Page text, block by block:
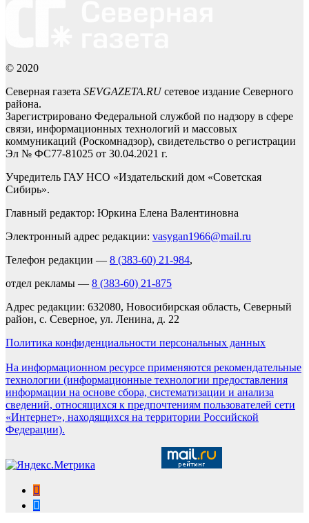
© 2020
Северная газета SEVGAZETA.RUсетевое издание Северного
района.
Зарегистрировано Федеральной службой по надзору в сфере
связи, информационных технологий и массовых
коммуникаций (Роскомнадзор), свидетельство о регистрации
Эл № ФС77-81025 от 30.04.2021 г.
Учредитель ГАУ НСО «Издательский дом «Советская
Сибирь».
Главный редактор: Юркина Елена Валентиновна
Электронный адрес редакции: vasygan1966@mail.ru
Телефон редакции — 8 (383-60) 21-984,
отдел рекламы — 8 (383-60) 21-875
Адрес редакции: 632080, Новосибирская область, Северный
район, с. Северное, ул. Ленина, д. 22
Политика конфиденциальности персональных данных
На информационном ресурсе применяются рекомендательные
технологии (информационные технологии предоставления
информации на основе сбора, систематизации и анализа
сведений, относящихся к предпочтениям пользователей сети
«Интернет», находящихся на территории Российской
Федерации).